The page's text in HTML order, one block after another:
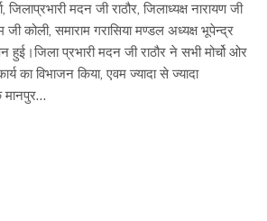
जिलाप्रभारी मदन जी राठौर, जिलाध्यक्ष नारायण जी
जी कोली, समाराम गरासिया मण्डल अध्यक्ष भूपेन्द्र
हुई।जिला प्रभारी मदन जी राठौर ने सभी मोर्चो ओर
का विभाजन किया, एवम ज्यादा से ज्यादा
मानपुर…